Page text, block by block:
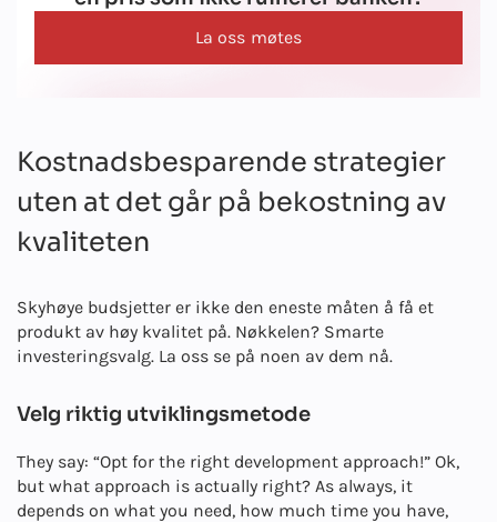
La oss møtes
Kostnadsbesparende strategier
uten at det går på bekostning av
kvaliteten
Skyhøye budsjetter er ikke den eneste måten å få et
produkt av høy kvalitet på. Nøkkelen? Smarte
investeringsvalg. La oss se på noen av dem nå.
Velg riktig utviklingsmetode
They say: “Opt for the right development approach!” Ok,
but what approach is actually right? As always, it
depends on what you need, how much time you have,